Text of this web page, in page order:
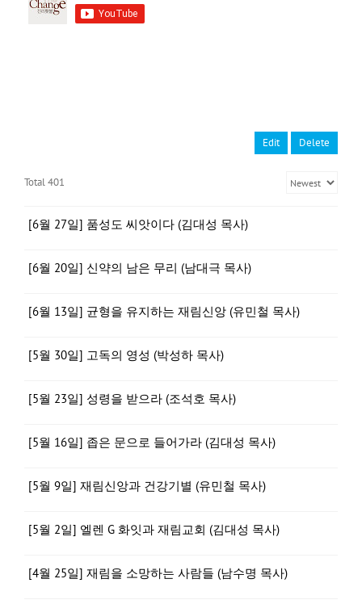
Edit Delete
Total 401
[6월 27일] 품성도 씨앗이다 (김대성 목사)
[6월 20일] 신약의 남은 무리 (남대극 목사)
[6월 13일] 균형을 유지하는 재림신앙 (유민철 목사)
[5월 30일] 고독의 영성 (박성하 목사)
[5월 23일] 성령을 받으라 (조석호 목사)
[5월 16일] 좁은 문으로 들어가라 (김대성 목사)
[5월 9일] 재림신앙과 건강기별 (유민철 목사)
[5월 2일] 엘렌 G 화잇과 재림교회 (김대성 목사)
[4월 25일] 재림을 소망하는 사람들 (남수명 목사)